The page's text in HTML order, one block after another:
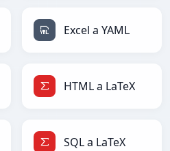
Excel a YAML
HTML a LaTeX
SQL a LaTeX